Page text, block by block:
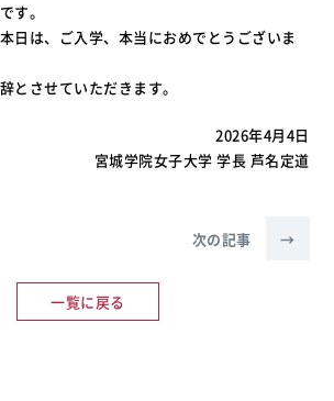
す。
日は、ご入学、本当におめでとうございま
とさせていただきます。
2026年4月4日
宮城学院女子大学 学長 芦名定道
一覧に戻る
次の記事 →